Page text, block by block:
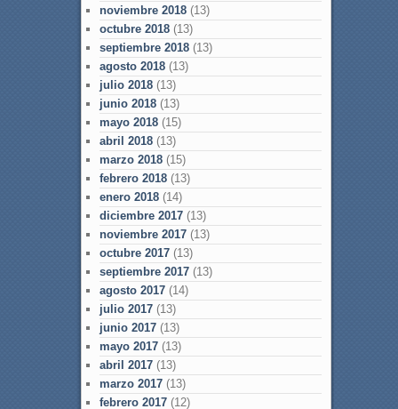
noviembre 2018(13)
octubre 2018(13)
septiembre 2018(13)
agosto 2018(13)
julio 2018(13)
junio 2018(13)
mayo 2018(15)
abril 2018(13)
marzo 2018(15)
febrero 2018(13)
enero 2018(14)
diciembre 2017(13)
noviembre 2017(13)
octubre 2017(13)
septiembre 2017(13)
agosto 2017(14)
julio 2017(13)
junio 2017(13)
mayo 2017(13)
abril 2017(13)
marzo 2017(13)
febrero 2017(12)